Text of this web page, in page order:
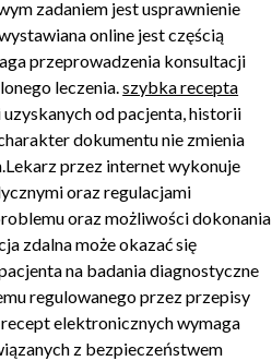
zadaniem jest usprawnienie
online jest częścią
przeprowadzenia konsultacji
leczenia.szybka recepta
od pacjenta, historii
dokumentu nie zmienia
przez internet wykonuje
oraz regulacjami
oraz możliwości dokonania
zdalna może okazać się
na badania diagnostyczne
regulowanego przez przepisy
elektronicznych wymaga
z bezpieczeństwem